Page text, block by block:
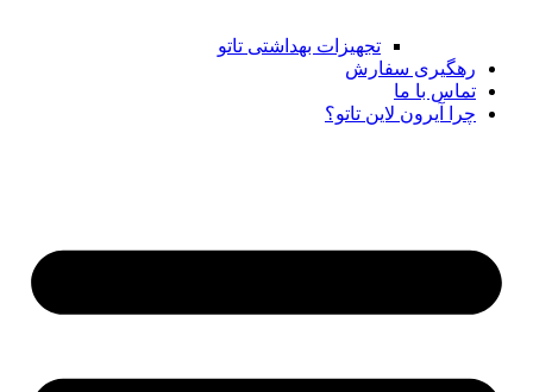
تجهیزات بهداشتی تاتو
رهگیری سفارش
تماس با ما
چرا آیرون لاین تاتو؟